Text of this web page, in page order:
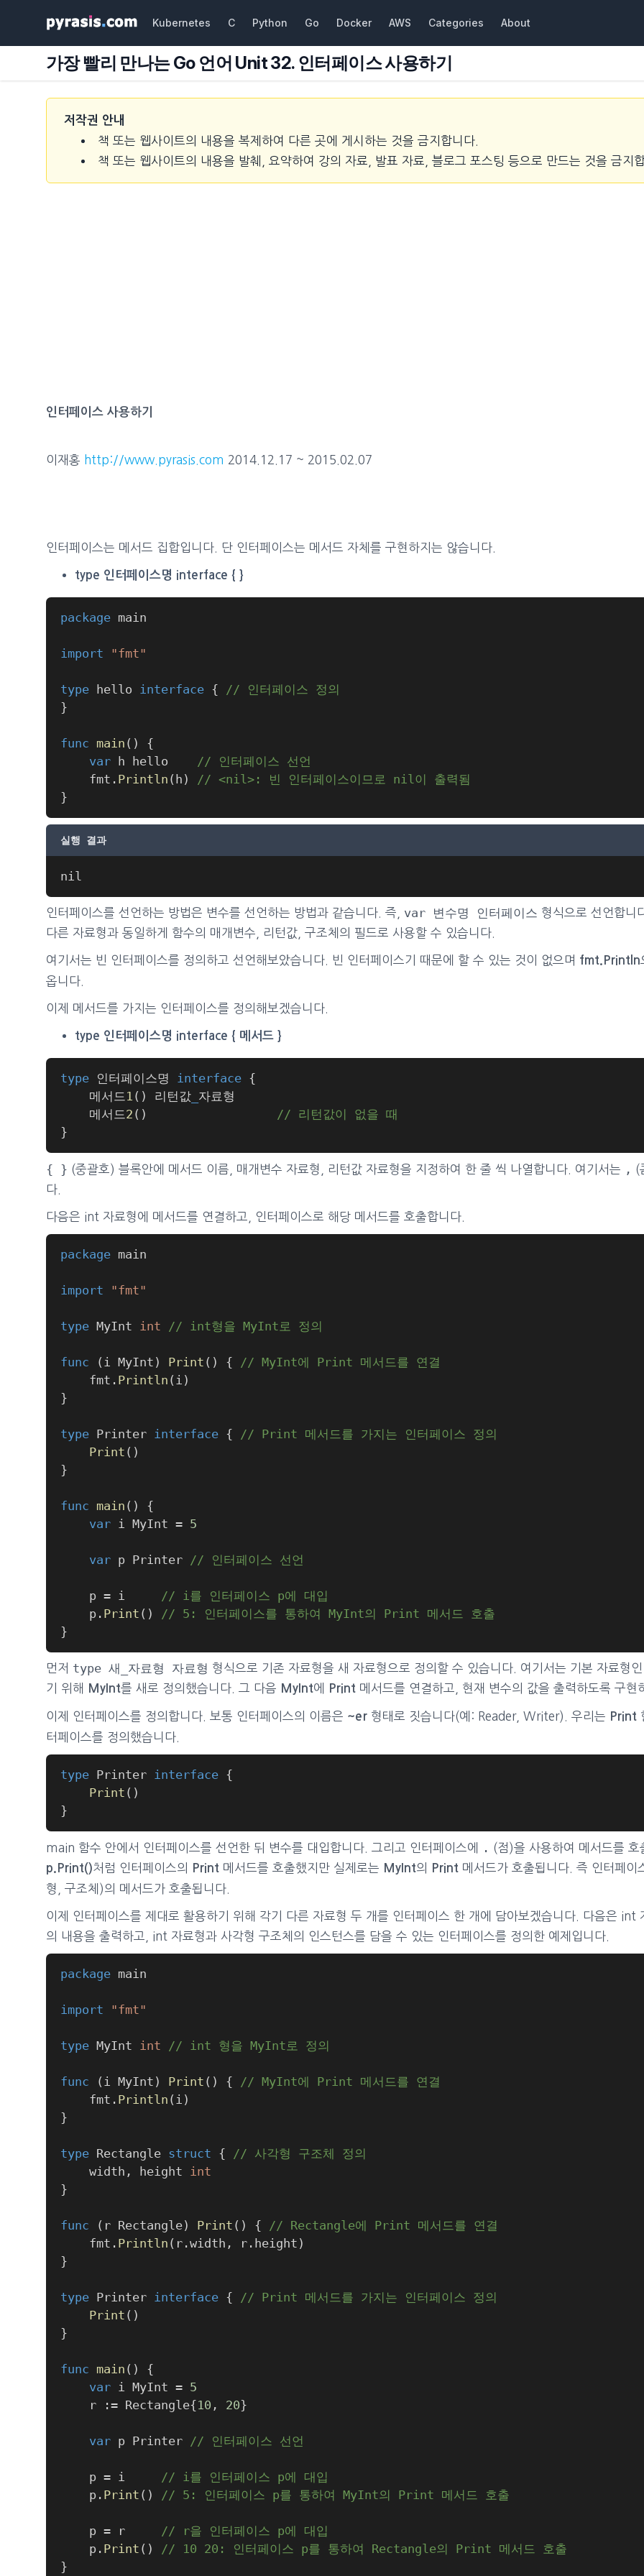
Kubernetes C Python Go Docker AWS Categories About
가장 빨리 만나는 Go 언어 Unit 32. 인터페이스 사용하기
저작권 안내
책 또는 웹사이트의 내용을 복제하여 다른 곳에 게시하는 것을 금지합니다.
책 또는 웹사이트의 내용을 발췌, 요약하여 강의 자료, 발표 자료, 블로그 포스팅 등으로 만드는 것을 금지
인터페이스 사용하기
이재홍 http://www.pyrasis.com 2014.12.17 ~ 2015.02.07
인터페이스는 메서드 집합입니다. 단 인터페이스는 메서드 자체를 구현하지는 않습니다.
type 인터페이스명 interface { }
package
import "fmt"
type hello interface {
// 인터페이스 정의
}
func main ( )
{
var h hello // 인터페이스 선언
	fmt
. Println ( h )
// <nil>: 빈 인터페이스이므로 nil이 출력됨
}
실행 결과
인터페이스를 선언하는 방법은 변수를 선언하는 방법과 같습니다. 즉, var 변수명 인터페이스 형식으로 선언합니
다른 자료형과 동일하게 함수의 매개변수, 리턴값, 구조체의 필드로 사용할 수 있습니다.
여기서는 빈 인터페이스를 정의하고 선언해보았습니다. 빈 인터페이스기 때문에 할 수 있는 것이 없으며 fmt.Println
옵니다.
이제 메서드를 가지는 인터페이스를 정의해보겠습니다.
type 인터페이스명 interface { 메서드 }
type 인터페이스명 interface {
	메서드
1 ( ) 리턴값
	메서드
2 ( )
// 리턴값이 없을 때
}
{ } (중괄호) 블록안에 메서드 이름, 매개변수 자료형, 리턴값 자료형을 지정하여 한 줄 씩 나열합니다. 여기서는 , (
다.
다음은 int 자료형에 메서드를 연결하고, 인터페이스로 해당 메서드를 호출합니다.
package
import "fmt"
type MyInt int // int형을 MyInt로 정의
func ( i MyInt ) Print ( ) {
// MyInt에 Print 메서드를 연결
	fmt
. Println ( i )
}
type Printer interface {
// Print 메서드를 가지는 인터페이스 정의
Print ( )
}
func main ( )
{
var i MyInt = 5
var p Printer // 인터페이스 선언
	p
= i // i를 인터페이스 p에 대입
	p
. Print ( )
// 5: 인터페이스를 통하여 MyInt의 Print 메서드 호출
}
먼저 type 새_자료형 자료형 형식으로 기존 자료형을 새 자료형으로 정의할 수 있습니다. 여기서는 기본 자료형
기 위해
MyInt를 새로 정의했습니다. 그 다음 MyInt에 Print 메서드를 연결하고, 현재 변수의 값을 출력하도록 구현
이제 인터페이스를 정의합니다. 보통 인터페이스의 이름은 ~er 형태로 짓습니다(예: Reader, Writer). 우리는 Print
터페이스를 정의했습니다.
type Printer interface {
Print ( )
}
main 함수 안에서 인터페이스를 선언한 뒤 변수를 대입합니다. 그리고 인터페이스에 . (점)을 사용하여 메서드를 호
p.Print()처럼 인터페이스의 Print 메서드를 호출했지만 실제로는 MyInt의 Print 메서드가 호출됩니다. 즉 인터페이
형, 구조체)의 메서드가 호출됩니다.
이제 인터페이스를 제대로 활용하기 위해 각기 다른 자료형 두 개를 인터페이스 한 개에 담아보겠습니다. 다음은 int
의 내용을 출력하고, int 자료형과 사각형 구조체의 인스턴스를 담을 수 있는 인터페이스를 정의한 예제입니다.
package
import "fmt"
type MyInt int // int 형을 MyInt로 정의
func ( i MyInt ) Print ( ) {
// MyInt에 Print 메서드를 연결
	fmt
. Println ( i )
}
type Rectangle struct {
// 사각형 구조체 정의
	width
, height int
}
func ( r Rectangle) Print ( ) {
// Rectangle에 Print 메서드를 연결
	fmt
. Println ( r .width , r . height )
}
type Printer interface {
// Print 메서드를 가지는 인터페이스 정의
Print ( )
}
func main ( )
{
var i MyInt = 5
	r
:= Rectangle{10 , 20}
var p Printer // 인터페이스 선언
	p
= i // i를 인터페이스 p에 대입
	p
. Print ( ) // 5: 인터페이스 p를 통하여 MyInt의 Print 메서드 호출
	p
= r // r을 인터페이스 p에 대입
	p
. Print ( )
// 10 20: 인터페이스 p를 통하여 Rectangle의 Print 메서드 호출
}